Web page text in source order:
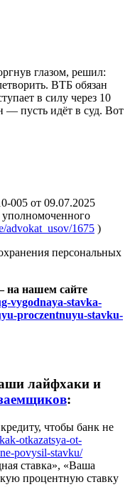
глазом, решил:
ВТБ обязан
в силу через 10
— пусть идёт в суд. Вот
005 от 09.07.2025
advokat_usov/1675 )
персональных
на нашем сайте
vygodnaya-stavka-
proczentnuyu-stavku-
лайфхаки и
:
чтобы банк не
otkazatsya-ot-
povysil-stavku/
ставка», «Ваша
процентную ставку